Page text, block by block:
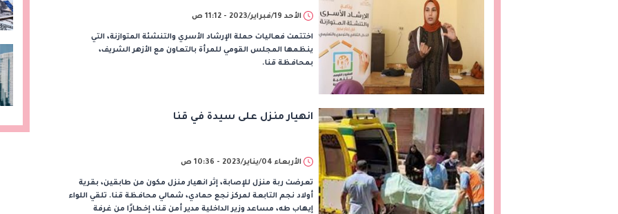
الأحد 19/فبراير/2023 - 11:12 ص
اختتمت فعاليات حملة الإرشاد الأسري والتنشئة المتوازنة، التي
ينظمها المجلس القومي للمرأة بالتعاون مع الأزهر الشريف،
بمحافظة قنا.
انهيار منزل على سيدة في قنا
الأربعاء 04/يناير/2023 - 10:36 ص
تعرضت ربة منزل للإصابة، إثر انهيار منزل مكون من طابقين، بقرية
أولاد نجم التابعة لمركز نجع حمادي، شمالي محافظة قنا. تلقي اللواء
إيهاب طه، مساعد وزير الداخلية مدير أمن قنا، إخطارًا من غرفة